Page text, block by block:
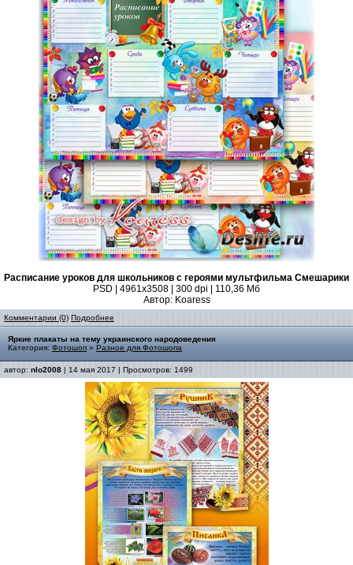
Расписание уроков для школьников с героями мультфильма Смешарики
PSD | 4961x3508 | 300 dpi | 110,36 Мб
Автор: Koaress
Комментарии (0) Подробнее
Яркие плакаты на тему украинского народоведения
Категория: Фотошоп » Разное для Фотошопа
автор: nlo2008 | 14 мая 2017 | Просмотров: 1499